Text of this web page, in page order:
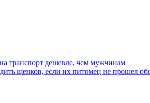
транспорт дешевле, чем мужчинам
щенков, если их питомец не прошел